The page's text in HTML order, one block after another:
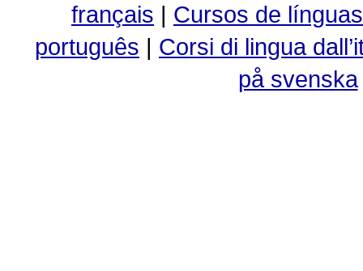
français | Cursos de
português | Corsi di lingua
på svenska